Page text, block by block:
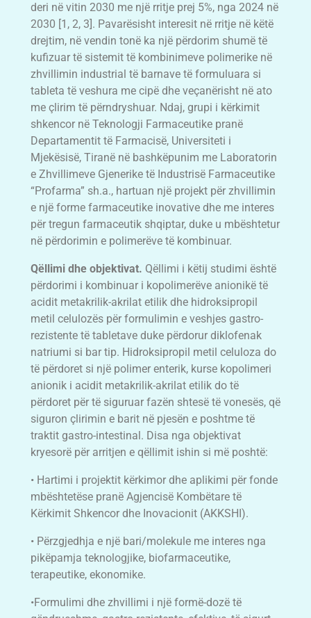
deri në vitin 2030 me një rritje prej 5%, nga 2024 në
2030 [1, 2, 3]. Pavarësisht interesit në rritje në këtë
drejtim, në vendin tonë ka një përdorim shumë të
kufizuar të sistemit të kombinimeve polimerike në
zhvillimin industrial të barnave të formuluara si
tableta të veshura me cipë dhe veçanërisht në ato
me çlirim të përndryshuar. Ndaj, grupi i kërkimit
shkencor në Teknologji Farmaceutike pranë
Departamentit të Farmacisë, Universiteti i
Mjekësisë, Tiranë në bashkëpunim me Laboratorin
e Zhvillimeve Gjenerike të Industrisë Farmaceutike
“Profarma” sh.a., hartuan një projekt për zhvillimin
e një forme farmaceutike inovative dhe me interes
për tregun farmaceutik shqiptar, duke u mbështetur
në përdorimin e polimerëve të kombinuar.
Qëllimi dhe objektivat. Qëllimi i këtij studimi është
përdorimi i kombinuar i kopolimerëve anionikë të
acidit metakrilik-akrilat etilik dhe hidroksipropil
metil celulozës për formulimin e veshjes gastro-
rezistente të tabletave duke përdorur diklofenak
natriumi si bar tip. Hidroksipropil metil celuloza do
të përdoret si një polimer enterik, kurse kopolimeri
anionik i acidit metakrilik-akrilat etilik do të
përdoret për të siguruar fazën shtesë të vonesës, që
siguron çlirimin e barit në pjesën e poshtme të
traktit gastro-intestinal. Disa nga objektivat
kryesorë për arritjen e qëllimit ishin si më poshtë:
• Hartimi i projektit kërkimor dhe aplikimi për fonde
mbështetëse pranë Agjencisë Kombëtare të
Kërkimit Shkencor dhe Inovacionit (AKKSHI).
• Përzgjedhja e një bari/molekule me interes nga
pikëpamja teknologjike, biofarmaceutike,
terapeutike, ekonomike.
•Formulimi dhe zhvillimi i një formë-dozë të